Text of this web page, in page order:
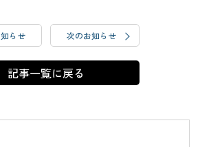
らせ 次のお知らせ
記事一覧に戻る